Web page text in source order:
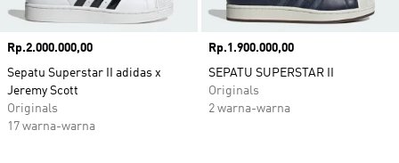
Harga
Rp.2.000.000,00
Sepatu Superstar II adidas x
Jeremy Scott
Originals
17 warna-warna
Harga
Rp.1.900.000,00
SEPATU SUPERSTAR II
Originals
2 warna-warna